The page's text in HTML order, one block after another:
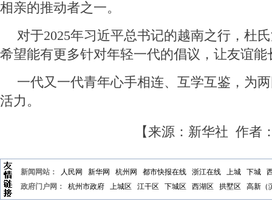
相亲的推动者之一。
对于2025年习近平总书记的越南之行，杜
希望能有更多针对年轻一代的倡议，让友谊能
一代又一代青年心手相连、互学互鉴，为
活力。
【来源：新华社 作者
新闻网站： 人民网 新华网 杭州网 都市快报在线 浙江在线 上城 下城
政府门户网：
杭州市政府 上城区 江干区 下城区 西湖区 拱墅区 高新（